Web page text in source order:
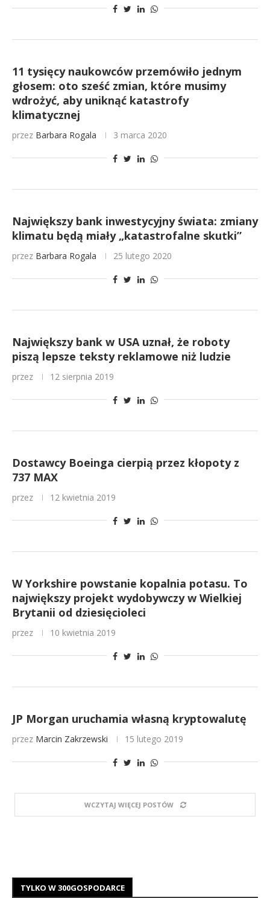
11 tysięcy naukowców przemówiło jednym
głosem: oto sześć zmian, które musimy
wdrożyć, aby uniknąć katastrofy
klimatycznej
przez Barbara Rogala 3 marca 2020
Największy bank inwestycyjny świata: zmiany
klimatu będą miały „katastrofalne skutki”
przez Barbara Rogala 25 lutego 2020
Największy bank w USA uznał, że roboty
piszą lepsze teksty reklamowe niż ludzie
przez 12 sierpnia 2019
Dostawcy Boeinga cierpią przez kłopoty z
737 MAX
przez 12 kwietnia 2019
W Yorkshire powstanie kopalnia potasu. To
największy projekt wydobywczy w Wielkiej
Brytanii od dziesięcioleci
przez 10 kwietnia 2019
JP Morgan uruchamia własną kryptowalutę
przez Marcin Zakrzewski 15 lutego 2019
WCZYTAJ WIĘCEJ POSTÓW
TYLKO W 300GOSPODARCE